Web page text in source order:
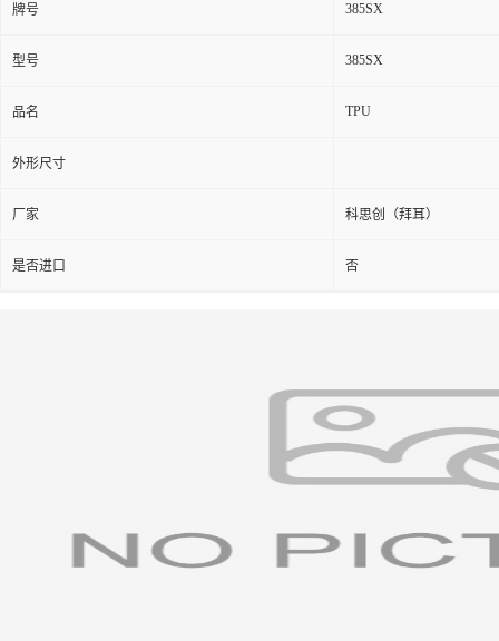
牌号 385SX
型号 385SX
品名 TPU
外形尺寸
厂家 科思创（拜耳）
是否进口 否